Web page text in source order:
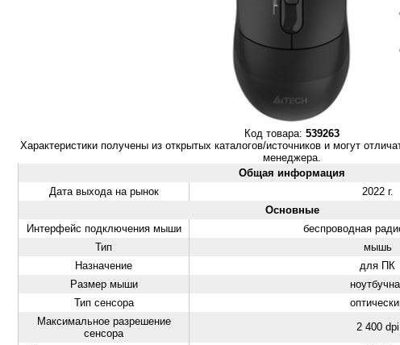
Код товара: 539263
Характеристики получены из открытых каталогов/источников и могут
менеджера.
Общая информация
Дата выхода на рынок
2022 г.
Основные
Интерфейс подключения мыши
беспроводная
Тип
мышь
Назначение
для ПК
Размер мыши
Тип сенсора
Максимальное разрешение
сенсора
2 400 dpi